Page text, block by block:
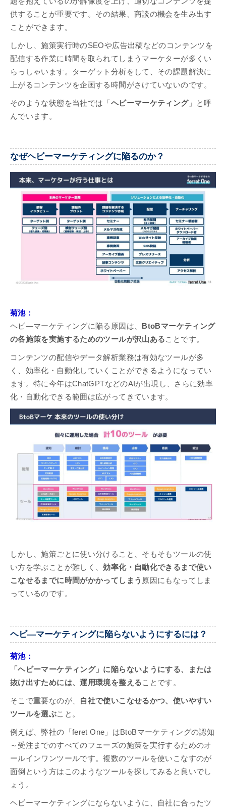
供することが重要です。その結果、商談の機会を生み出す
ことができます。
しかし、施策実行時のSEOや広告出稿などのコンテンツを
配信する作業に時間を取られてしまうマーケターが多くい
らっしゃいます。ターゲット分析をして、その課題解決に
上がるコンテンツを企画する時間がさけていないのです。
そのような状態を当社では「 ヘビーマーケティング」と呼
んでいます。
なぜヘビーマーケティングに陥るのか？
菊池：
ヘビ―マーケティングに陥る原因は、
BtoBマーケティング
の各施策を実施するためのツールが沢山あることです。
コンテンツの配信やデータ解析業務は有効なツールが多
く、効率化・自動化していくことができるようになってい
ます。特に今年はChatGPTなどのAIが出現し、さらに効率
化・自動化できる範囲は広がってきています。
しかし、施策ごとに使い分けること、そもそもツールの使
い方を学ぶことが難しく、効率化・自動化できるまで使い
こなせるまでに時間がかかってしまう 原因にもなってしま
っているのです。
ヘビ―マーケティングに陥らないようにするには？
菊池：
「ヘビーマーケティング」に陥らないようにする、または
抜け出すためには、運用環境を整えることです。
そこで重要なのが、
自社で使いこなせるかつ、使いやすい
ツールを選ぶこと。
例えば、弊社の「feret One」はBtoBマーケティングの認知
～受注までのすべてのフェーズの施策を実行するためのオ
ールインワンツールです。複数のツールを使いこなすのが
面倒という方はこのようなツールを探してみると良いでし
ょう。
ヘビーマーケティングにならないように、自社に合ったツ